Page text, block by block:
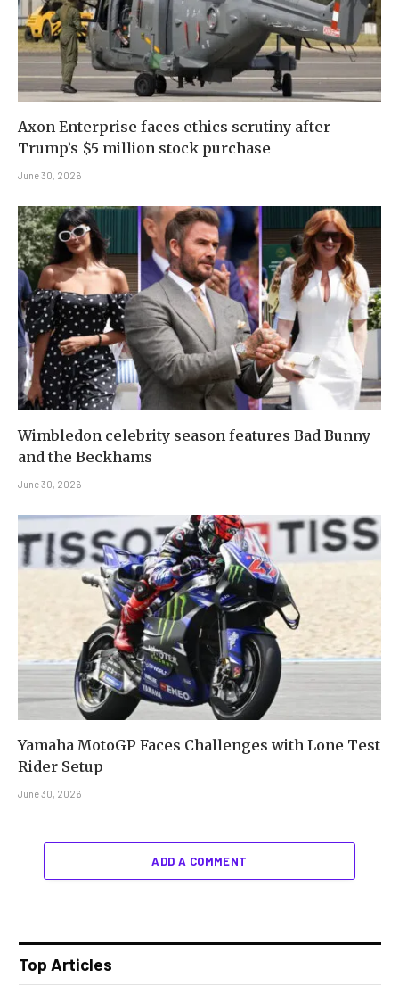
Axon Enterprise faces ethics scrutiny after
Trump’s $5 million stock purchase
June 30, 2026
Wimbledon celebrity season features Bad Bunny
and the Beckhams
June 30, 2026
Yamaha MotoGP Faces Challenges with Lone Test
Rider Setup
June 30, 2026
ADD A COMMENT
Top Articles